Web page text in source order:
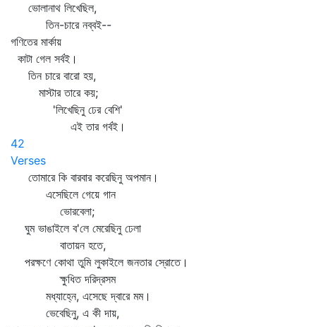
ভোলানাথ লিখেছিল,
তিন-চারে নব্বই--
গণিতের মার্কায়
কাটা গেল সর্বই।
তিন চারে বারো হয়,
মাস্টার তারে কয়;
'লিখেছিনু ঢের বেশি'
এই তার গর্বই।
42
Verses
তোমারে কি বারবার করেছিনু অপমান।
এসেছিলে গেয়ে গান
ভোরবেলা;
ঘুম ভাঙাইলে ব'লে মেরেছিনু ঢেলা
বাতায়ন হতে,
পরক্ষণে কোথা তুমি লুকাইলে জনতার স্রোতে।
ক্ষুধিত দরিদ্রসম
মধ্যাহ্নে, এসেছে দ্বারে মম।
ভেবেছিনু, এ কী দায়,